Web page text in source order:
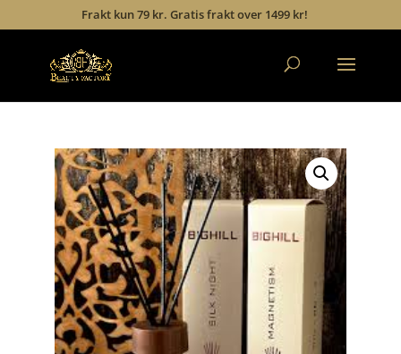
Frakt kun 79 kr. Gratis frakt over 1499 kr!